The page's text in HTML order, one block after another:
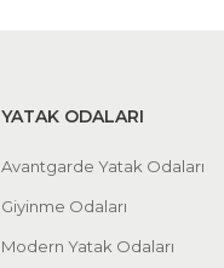
YATAK ODALARI
Avantgarde Yatak Odaları
Giyinme Odaları
Modern Yatak Odaları